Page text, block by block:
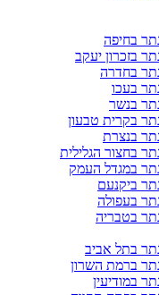
בחיפה
בזכרון יעקב
בחדרה
בעכו
בנשר
בקרית טבעון
בנצרת
בחצור הגלילית
במגדל העמק
ביקנעם
בעפולה
בטבריה
בתל אביב
ברמת השרון
במודיעין